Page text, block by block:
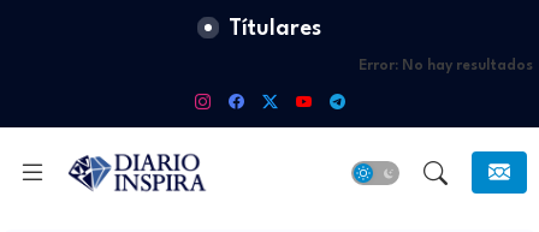
Títulares
Error: No hay resultados